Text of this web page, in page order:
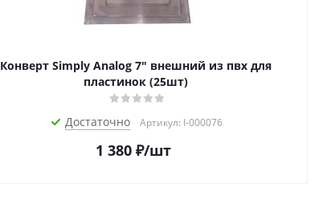
Конверт Simply Analog 7" внешний из пвх для
пластинок (25шт)
Достаточно Артикул: I-000076
1 380₽/шт